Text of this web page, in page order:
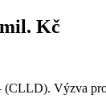
Kč
(CLLD). Výzva